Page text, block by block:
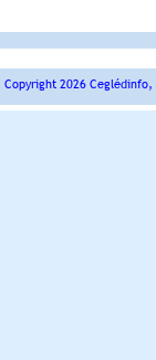
Copyright 2026